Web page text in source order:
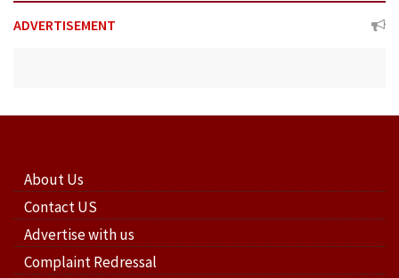
ADVERTISEMENT
About Us
Contact US
Advertise with us
Complaint Redressal